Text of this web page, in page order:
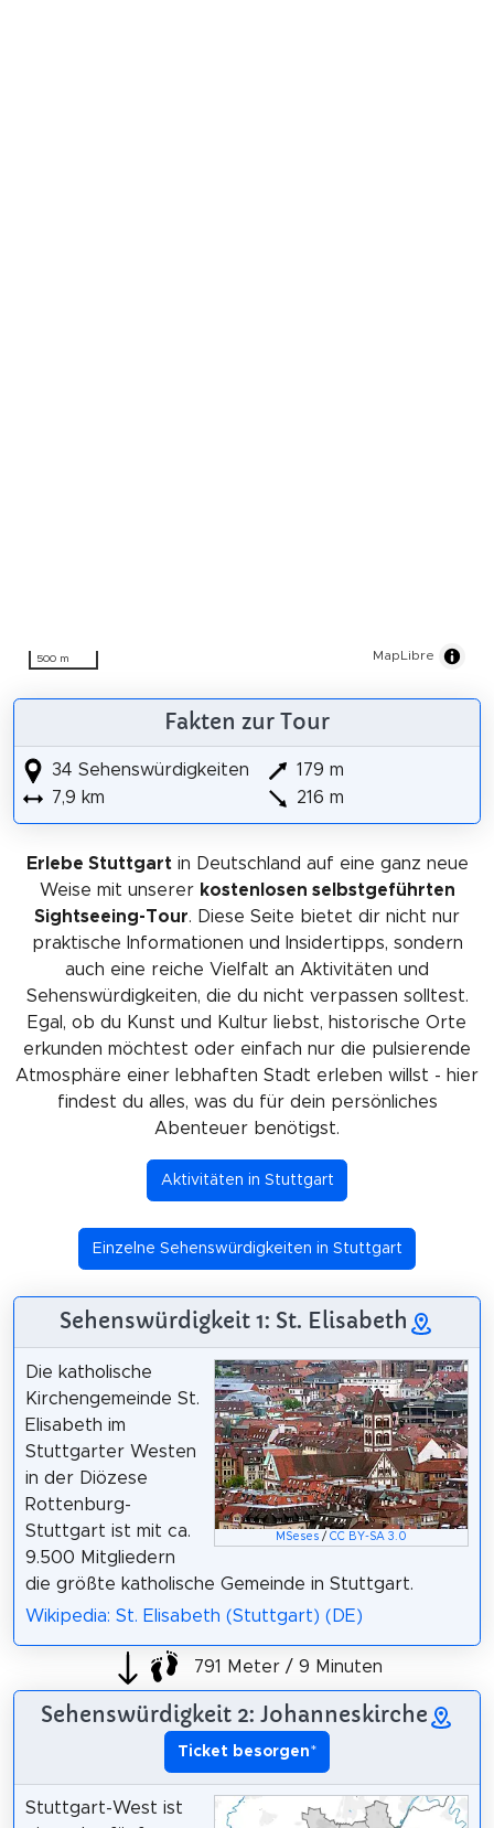
500 m MapLibre
Fakten zur Tour
34 Sehenswürdigkeiten
7,9 km
179 m
216 m
Erlebe Stuttgartin Deutschland auf eine ganz neue
Weise mit unserer kostenlosen selbstgeführten
Sightseeing-Tour. Diese Seite bietet dir nicht nur
praktische Informationen und Insidertipps, sondern
auch eine reiche Vielfalt an Aktivitäten und
Sehenswürdigkeiten, die du nicht verpassen solltest.
Egal, ob du Kunst und Kultur liebst, historische Orte
erkunden möchtest oder einfach nur die pulsierende
Atmosphäre einer lebhaften Stadt erleben willst - hier
findest du alles, was du für dein persönliches
Abenteuer benötigst.
Aktivitäten in Stuttgart
Einzelne Sehenswürdigkeiten in Stuttgart
Sehenswürdigkeit 1: St. Elisabeth
MSeses /CC BY-SA 3.0
Die katholische
Kirchengemeinde St.
Elisabeth im
Stuttgarter Westen
in der Diözese
Rottenburg-
Stuttgart ist mit ca.
9.500 Mitgliedern
die größte katholische Gemeinde in Stuttgart.
Wikipedia: St. Elisabeth (Stuttgart) (DE)
791 Meter / 9 Minuten
Sehenswürdigkeit 2: Johanneskirche
Ticket besorgen*
Stuttgart-West ist